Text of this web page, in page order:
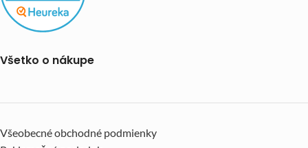
Všetko o nákupe
Všeobecné obchodné podmienky